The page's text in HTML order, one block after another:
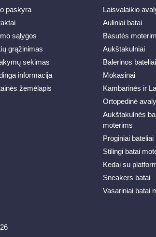
paskyra
sąlygos
grąžinimas
sekimas
informacija
žemėlapis
Laisvalaikio
Auliniai batai
Basutės
Aukštakulniai
Balerinos bateliai
Mokasinai
Kambarinės ir
Ortopedinė
Aukštakulnės
moterims
Proginiai
Stilingi batai
Kedai su
Sneakers batai
Vasariniai batai